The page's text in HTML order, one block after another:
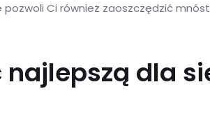
Ci również zaoszczędzić
dla